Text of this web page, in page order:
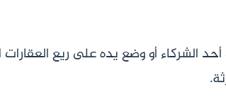
الشركاء أو وضع يده على ريع العقارات